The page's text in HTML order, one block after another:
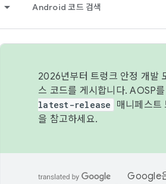
Android 코드 검색
2026년부터 트렁크 안정 개발
스 코드를 게시합니다. AOSP
latest-release
매니페스트
을 참고하세요.
Google